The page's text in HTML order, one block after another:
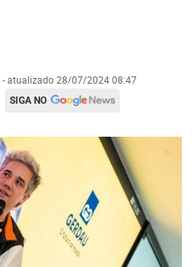
- atualizado 28/07/2024 08:47
SIGA NO